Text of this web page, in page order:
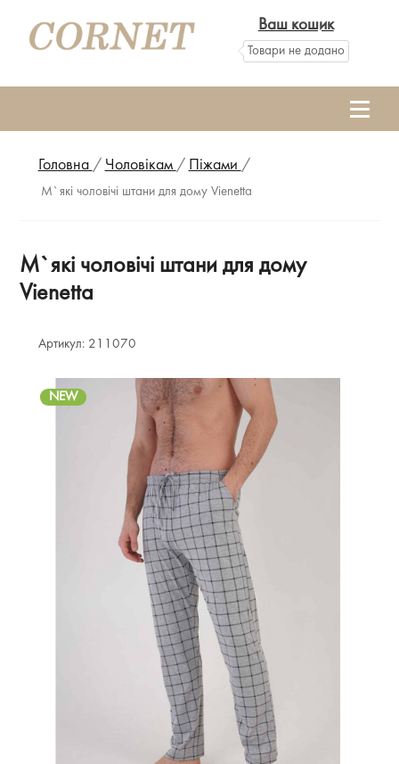
Ваш кошик
Товари не додано
Головна / Чоловікам / Піжами /
М`які чоловічі штани для дому Vienetta
М`які чоловічі штани для дому
Vienetta
Артикул: 211070
NEW